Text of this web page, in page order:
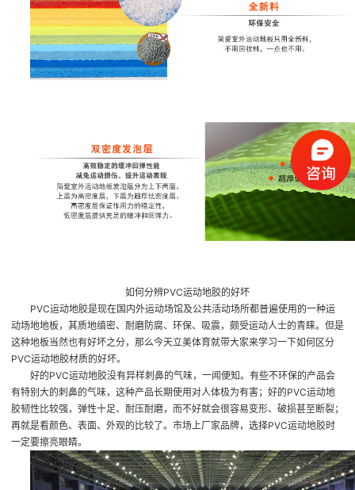
如何分辨PVC运动地胶的好坏
PVC运动地胶是现在国内外运动场馆及公共活动场所都普遍使用的一种运
动场地地板，其质地缜密、耐磨防腐、环保、吸震，颇受运动人士的青睐。但是
这种地板当然也有好坏之分，那么今天立美体育就带大家来学习一下如何区分
PVC运动地胶材质的好坏。
好的PVC运动地胶没有异样刺鼻的气味，一闻便知。有些不环保的产品会
有特别大的刺鼻的气味，这种产品长期使用对人体极为有害；好的PVC运动地
胶韧性比较强，弹性十足、耐压耐磨，而不好就会很容易变形、破损甚至断裂；
再就是看颜色、表面、外观的比较了。市场上厂家品牌，选择PVC运动地胶时
一定要擦亮眼睛。